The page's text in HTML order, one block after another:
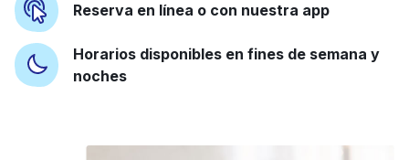
Reserva en línea o con nuestra app
Horarios disponibles en fines de semana y
noches